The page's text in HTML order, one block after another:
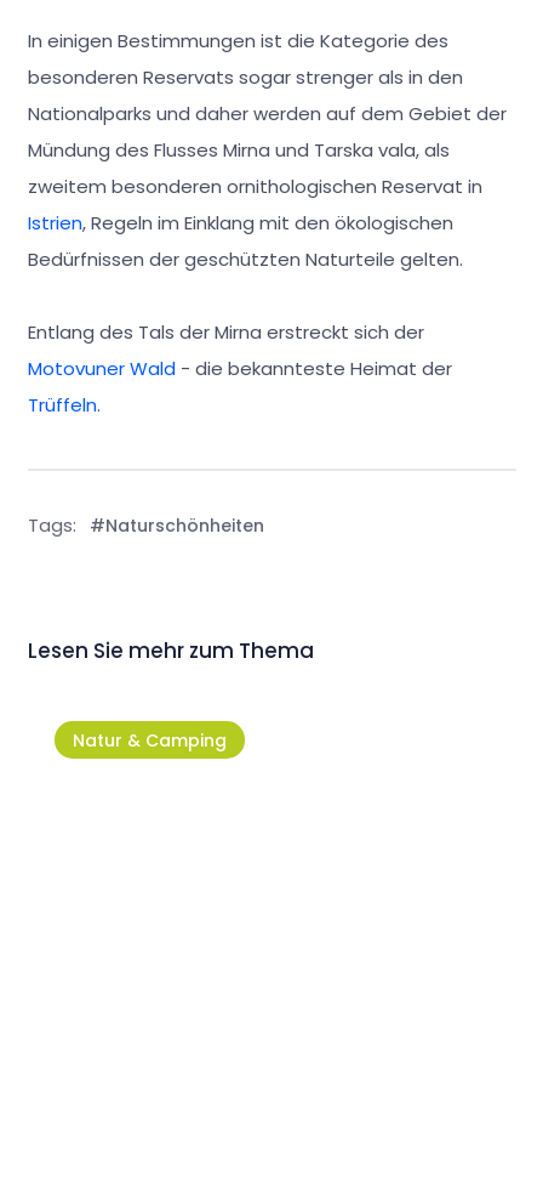
In einigen Bestimmungen ist die Kategorie des
besonderen Reservats sogar strenger als in den
Nationalparks und daher werden auf dem Gebiet der
Mündung des Flusses Mirna und Tarska vala, als
zweitem besonderen ornithologischen Reservat in
Istrien, Regeln im Einklang mit den ökologischen
Bedürfnissen der geschützten Naturteile gelten.
Entlang des Tals der Mirna erstreckt sich der
Motovuner Wald- die bekannteste Heimat der
Trüffeln.
Tags: #Naturschönheiten
Lesen Sie mehr zum Thema
Natur & Camping